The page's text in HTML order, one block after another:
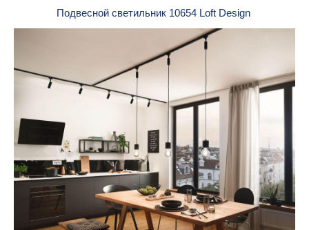
Подвесной светильник 10654 Loft Design